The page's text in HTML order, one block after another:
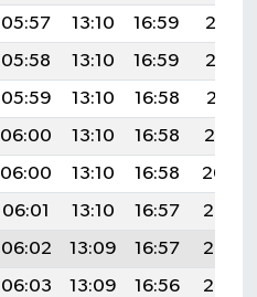
05:57 13:10 16:59
20:13
05:58 13:10 16:59
20:12
05:59 13:10 16:58
20:11
06:00 13:10 16:58
20:10
06:00 13:10 16:58
20:09
06:01 13:10 16:57
20:08
06:02 13:09 16:57
20:07
06:03 13:09 16:56
20:06